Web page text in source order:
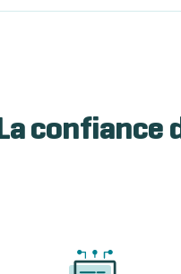
confiance